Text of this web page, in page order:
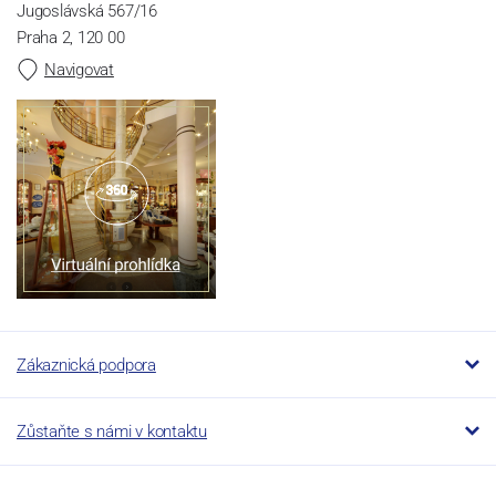
Jugoslávská 567/16
Praha 2, 120 00
Navigovat
Zákaznická podpora
Zůstaňte s námi v kontaktu